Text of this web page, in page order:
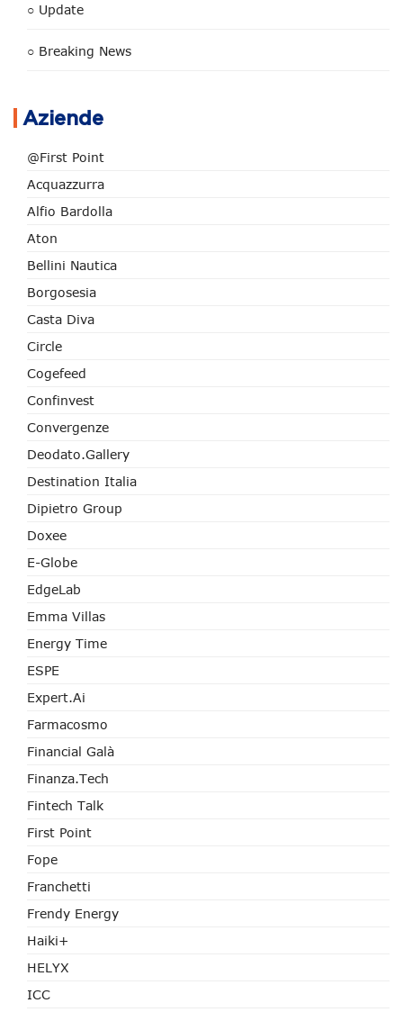
○ Update
○ Breaking News
Aziende
@First Point
Acquazzurra
Alfio Bardolla
Aton
Bellini Nautica
Borgosesia
Casta Diva
Circle
Cogefeed
Confinvest
Convergenze
Deodato.Gallery
Destination Italia
Dipietro Group
Doxee
E-Globe
EdgeLab
Emma Villas
Energy Time
ESPE
Expert.ai
Farmacosmo
Financial Galà
Finanza.tech
Fintech Talk
First Point
Fope
Franchetti
Frendy Energy
Haiki+
HELYX
ICC